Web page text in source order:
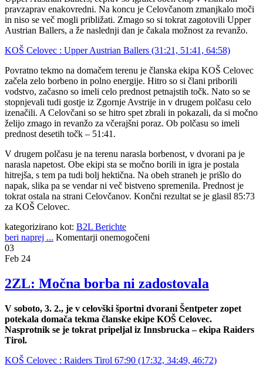
pravzaprav enakovredni. Na koncu je Celovčanom zmanjkalo moči
in niso se več mogli približati. Zmago so si tokrat zagotovili Upper
Austrian Ballers, a že naslednji dan je čakala možnost za revanžo.
KOŠ Celovec : Upper Austrian Ballers (31:21, 51:41, 64:58)
Povratno tekmo na domačem terenu je članska ekipa KOŠ Celovec
začela zelo borbeno in polno energije. Hitro so si člani priborili
vodstvo, začasno so imeli celo prednost petnajstih točk. Nato so se
stopnjevali tudi gostje iz Zgornje Avstrije in v drugem polčasu celo
izenačili. A Celovčani so se hitro spet zbrali in pokazali, da si močno
želijo zmago in revanžo za včerajšni poraz. Ob polčasu so imeli
prednost desetih točk – 51:41.
V drugem polčasu je na terenu narasla borbenost, v dvorani pa je
narasla napetost. Obe ekipi sta se močno borili in igra je postala
hitrejša, s tem pa tudi bolj hektična. Na obeh straneh je prišlo do
napak, slika pa se vendar ni več bistveno spremenila. Prednost je
tokrat ostala na strani Celovčanov. Končni rezultat se je glasil 85:73
za KOŠ Celovec.
kategorizirano kot: B2L Berichte
beri naprej ... Komentarji onemogočeni
03
Feb 24
2ZL: Močna borba ni zadostovala
V soboto, 3. 2., je v celovški športni dvorani Šentpeter zopet
potekala domača tekma članske ekipe KOŠ Celovec.
Nasprotnik se je tokrat pripeljal iz Innsbrucka – ekipa Raiders
Tirol.
KOŠ Celovec : Raiders Tirol 67:90 (17:32, 34:49, 46:72)